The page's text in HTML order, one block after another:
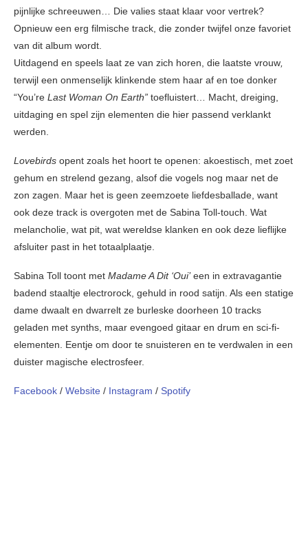
pijnlijke schreeuwen… Die valies staat klaar voor vertrek?
Opnieuw een erg filmische track, die zonder twijfel onze favoriet
van dit album wordt.
Uitdagend en speels laat ze van zich horen, die laatste vrouw,
terwijl een onmenselijk klinkende stem haar af en toe donker
“You’re Last Woman On Earth” toefluistert… Macht, dreiging,
uitdaging en spel zijn elementen die hier passend verklankt
werden.
Lovebirds opent zoals het hoort te openen: akoestisch, met zoet
gehum en strelend gezang, alsof die vogels nog maar net de
zon zagen. Maar het is geen zeemzoete liefdesballade, want
ook deze track is overgoten met de Sabina Toll-touch. Wat
melancholie, wat pit, wat wereldse klanken en ook deze lieflijke
afsluiter past in het totaalplaatje.
Sabina Toll toont met Madame A Dit ‘Oui’een in extravagantie
badend staaltje electrorock, gehuld in rood satijn. Als een statige
dame dwaalt en dwarrelt ze burleske doorheen 10 tracks
geladen met synths, maar evengoed gitaar en drum en sci-fi-
elementen. Eentje om door te snuisteren en te verdwalen in een
duister magische electrosfeer.
Facebook / Website / Instagram / Spotify